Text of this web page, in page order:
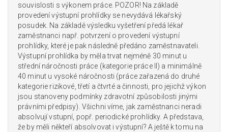
souvislosti s výkonem práce. POZOR! Na základě
provedení výstupní prohlídky se nevydává lékařský
posudek. Na základě výsledku vyšetření předá lékař
zaměstnanci např. potvrzení o provedení výstupní
prohlídky, které je pak následně předáno zaměstnavateli.
Výstupní prohlídka by měla trvat nejméně 30 minut u
střední náročnosti práce (kategorie práce II) a minimálně
40 minut u vysoké náročnosti (práce zařazená do druhé
kategorie rizikové, třetí a čtvrté a činnosti, pro jejichž výkon
jsou stanoveny podmínky zdravotní způsobilosti jinými
právními předpisy). Všichni víme, jak zaměstnanci neradi
absolvují vstupní, popř. periodické prohlídky. A představa,
že by měli někteří absolvovat i výstupní? A ještě k tomu na